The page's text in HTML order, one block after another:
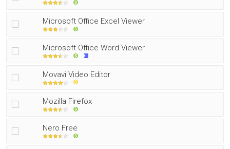
Microsoft Office Excel Viewer
Microsoft Office Word Viewer
Movavi Video Editor
Mozilla Firefox
Nero Free